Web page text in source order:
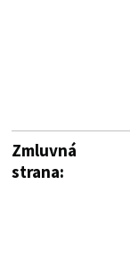
Zmluvná
strana: